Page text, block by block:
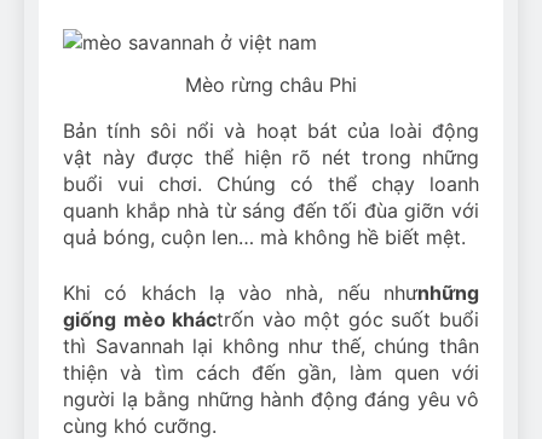
Mèo rừng châu Phi
Bản tính sôi nổi và hoạt bát của loài động
vật này được thể hiện rõ nét trong những
buổi vui chơi. Chúng có thể chạy loanh
quanh khắp nhà từ sáng đến tối đùa giỡn với
quả bóng, cuộn len… mà không hề biết mệt.
Khi có khách lạ vào nhà, nếu nhưnhững
giống mèo kháctrốn vào một góc suốt buổi
thì Savannah lại không như thế, chúng thân
thiện và tìm cách đến gần, làm quen với
người lạ bằng những hành động đáng yêu vô
cùng khó cưỡng.